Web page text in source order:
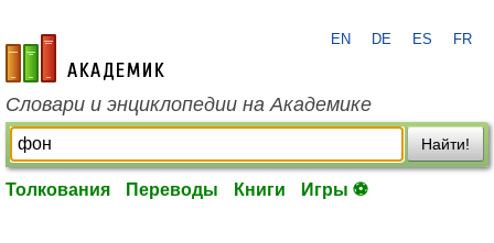
academic.ru
EN DE ES FR
Словари и энциклопедии на Академике
Найти!
Толкования Переводы Книги Игры ⚽